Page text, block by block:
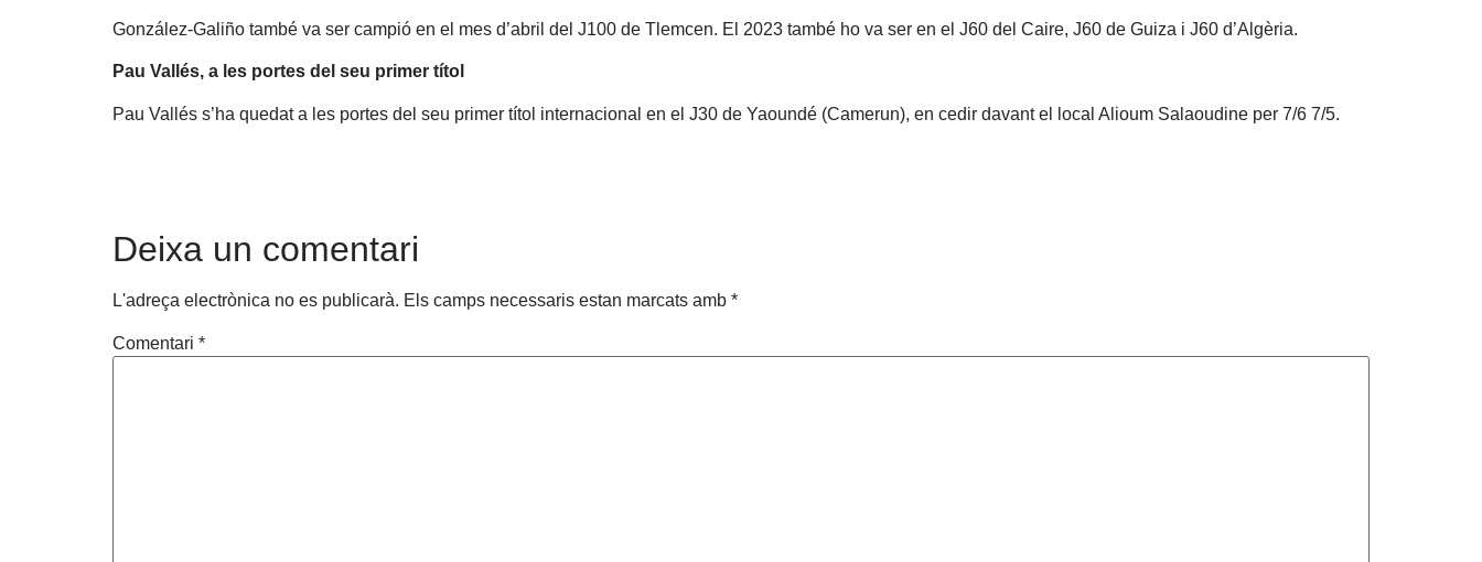
González-Galiño també va ser campió en el mes d’abril del J100 de Tlemcen. El 2023 també ho va ser en el J60 del Caire, J60 de Guiza i J60 d’Algèria.
Pau Vallés, a les portes del seu primer títol
Pau Vallés s’ha quedat a les portes del seu primer títol internacional en el J30 de Yaoundé (Camerun), en cedir davant el local Alioum Salaoudine per 7/6 7/5.
Deixa un comentari
L'adreça electrònica no es publicarà. Els camps necessaris estan marcats amb *
Comentari *